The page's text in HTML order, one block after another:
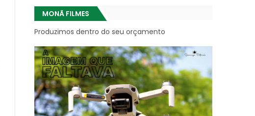
MONÃ FILMES
Produzimos dentro do seu orçamento